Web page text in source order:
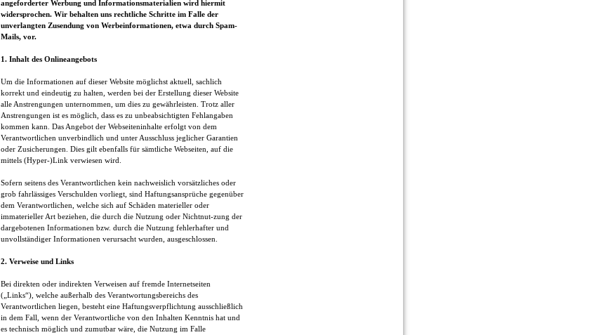
angeforderter Werbung und Informationsmaterialien wird hiermit
widersprochen. Wir behalten uns rechtliche Schritte im Falle der
unverlangten Zusendung von Werbeinformationen, etwa durch Spam-
Mails, vor.
1. Inhalt des Onlineangebots
Um die Informationen auf dieser Website möglichst aktuell, sachlich
korrekt und eindeutig zu halten, werden bei der Erstellung dieser Website
alle Anstrengungen unternommen, um dies zu gewährleisten. Trotz aller
Anstrengungen ist es möglich, dass es zu unbeabsichtigten Fehlangaben
kommen kann. Das Angebot der Webseiteninhalte erfolgt von dem
Verantwortlichen unverbindlich und unter Ausschluss jeglicher Garantien
oder Zusicherungen. Dies gilt ebenfalls für sämtliche Webseiten, auf die
mittels (Hyper-)Link verwiesen wird.
Sofern seitens des Verantwortlichen kein nachweislich vorsätzliches oder
grob fahrlässiges Verschulden vorliegt, sind Haftungsansprüche gegenüber
dem Verantwortlichen, welche sich auf Schäden materieller oder
immaterieller Art beziehen, die durch die Nutzung oder Nichtnut-zung der
dargebotenen Informationen bzw. durch die Nutzung fehlerhafter und
unvollständiger Informationen verursacht wurden, ausgeschlossen.
2. Verweise und Links
Bei direkten oder indirekten Verweisen auf fremde Internetseiten
(„Links“), welche außerhalb des Verantwortungsbereichs des
Verantwortlichen liegen, besteht eine Haftungsverpflichtung ausschließlich
in dem Fall, wenn der Verantwortliche von den Inhalten Kenntnis hat und
es technisch möglich und zumutbar wäre, die Nutzung im Falle